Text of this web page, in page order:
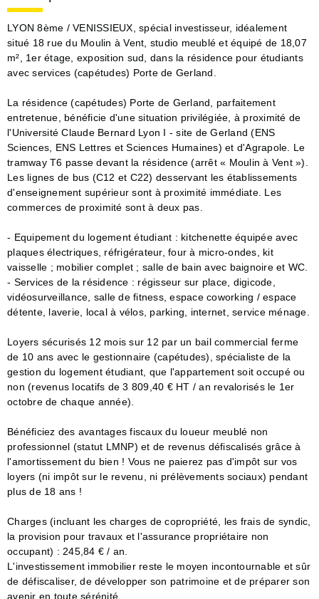
LYON 8ème / VENISSIEUX, spécial investisseur, idéalement
situé 18 rue du Moulin à Vent, studio meublé et équipé de 18,07
m², 1er étage, exposition sud, dans la résidence pour étudiants
avec services (capétudes) Porte de Gerland.
La résidence (capétudes) Porte de Gerland, parfaitement
entretenue, bénéficie d'une situation privilégiée, à proximité de
l'Université Claude Bernard Lyon I - site de Gerland (ENS
Sciences, ENS Lettres et Sciences Humaines) et d'Agrapole. Le
tramway T6 passe devant la résidence (arrêt « Moulin à Vent »).
Les lignes de bus (C12 et C22) desservant les établissements
d'enseignement supérieur sont à proximité immédiate. Les
commerces de proximité sont à deux pas.
- Equipement du logement étudiant : kitchenette équipée avec
plaques électriques, réfrigérateur, four à micro-ondes, kit
vaisselle ; mobilier complet ; salle de bain avec baignoire et WC.
- Services de la résidence : régisseur sur place, digicode,
vidéosurveillance, salle de fitness, espace coworking / espace
détente, laverie, local à vélos, parking, internet, service ménage.
Loyers sécurisés 12 mois sur 12 par un bail commercial ferme
de 10 ans avec le gestionnaire (capétudes), spécialiste de la
gestion du logement étudiant, que l'appartement soit occupé ou
non (revenus locatifs de 3 809,40 € HT / an revalorisés le 1er
octobre de chaque année).
Bénéficiez des avantages fiscaux du loueur meublé non
professionnel (statut LMNP) et de revenus défiscalisés grâce à
l'amortissement du bien ! Vous ne paierez pas d'impôt sur vos
loyers (ni impôt sur le revenu, ni prélèvements sociaux) pendant
plus de 18 ans !
Charges (incluant les charges de copropriété, les frais de syndic,
la provision pour travaux et l'assurance propriétaire non
occupant) : 245,84 € / an.
L'investissement immobilier reste le moyen incontournable et sûr
de défiscaliser, de développer son patrimoine et de préparer son
avenir en toute sérénité.